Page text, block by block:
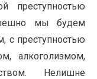
преступностью
мы будем
с преступностью
алкоголизмом,
Нелишне